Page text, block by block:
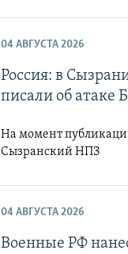
04 АВГУСТА 2026
Россия: в
писали об атаке
На момент
Сызранский НПЗ
04 АВГУСТА 2026
Военные РФ